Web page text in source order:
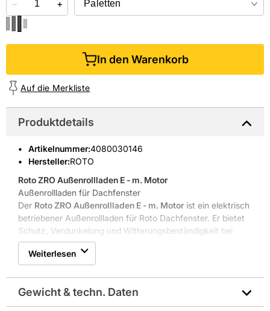
− +
In den Warenkorb
Auf die Merkliste
Produktdetails
Artikelnummer:4080030146
Hersteller:ROTO
Roto ZRO Außenrollladen E - m. Motor
Außenrollladen für Dachfenster
Der Roto ZRO Außenrollladen E - m. Motor ist ein elektrisch
betriebener Außenrollladen für Roto Dachfenster. Er bietet
Schutz, Verdunkelung und Witterungsbeständigkeit bei
Einbauten in R6/R8 Blendrahmen.
Roto Frank DST Vertriebs-GmbH wurde 1935 gegründet
und hat seinen Sitz in Bad Mergentheim. Das Unternehmen
ist bekannt für innovative Fenster- und Türtechnik sowie
langlebige Dachlösungen.
Elektrischer Antrieb für einfache Bedienung
Weiterlesen
Gewicht & techn. Daten